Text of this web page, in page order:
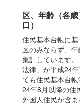
区、年齢（各
口）
住民基本台帳に
区のみならず、
集計しています
法律」が平成24
ても住民基本台帳
24年8月以降の住
外国人住民が含ま